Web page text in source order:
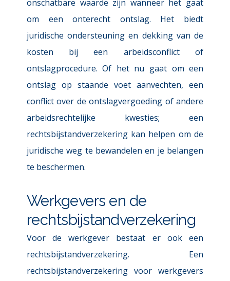
onschatbare waarde zijn wanneer het gaat
om een onterecht ontslag. Het biedt
juridische ondersteuning en dekking van de
kosten bij een arbeidsconflict of
ontslagprocedure. Of het nu gaat om een
ontslag op staande voet aanvechten, een
conflict over de ontslagvergoeding of andere
arbeidsrechtelijke kwesties; een
rechtsbijstandverzekering kan helpen om de
juridische weg te bewandelen en je belangen
te beschermen.
Werkgevers en de
rechtsbijstandverzekering
Voor de werkgever bestaat er ook een
rechtsbijstandverzekering. Een
rechtsbijstandverzekering voor werkgevers